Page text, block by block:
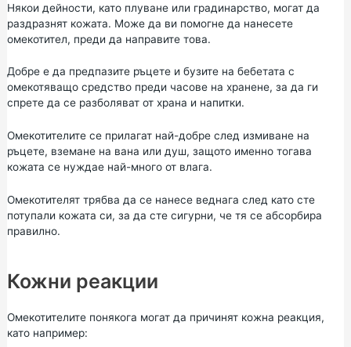
Някои дейности, като плуване или градинарство, могат да
раздразнят кожата. Може да ви помогне да нанесете
омекотител, преди да направите това.
Добре е да предпазите ръцете и бузите на бебетата с
омекотяващо средство преди часове на хранене, за да ги
спрете да се разболяват от храна и напитки.
Омекотителите се прилагат най-добре след измиване на
ръцете, вземане на вана или душ, защото именно тогава
кожата се нуждае най-много от влага.
Омекотителят трябва да се нанесе веднага след като сте
потупали кожата си, за да сте сигурни, че тя се абсорбира
правилно.
Кожни реакции
Омекотителите понякога могат да причинят кожна реакция,
като например: